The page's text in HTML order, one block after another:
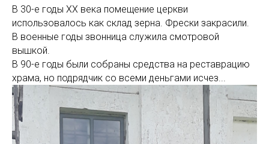
В 30-е годы XX века помещение церкви
использовалось как склад зерна. Фрески закрасили.
В военные годы звонница служила смотровой
вышкой.
В 90-е годы были собраны средства на реставрацию
храма, но подрядчик со всеми деньгами исчез...